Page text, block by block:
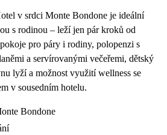
v srdci Monte Bondone je ideální
s rodinou – leží jen pár kroků od
pro páry i rodiny, polopenzi s
a servírovanými večeřemi, dětský
lyží a možnost využití wellness se
v sousedním hotelu.
Bondone